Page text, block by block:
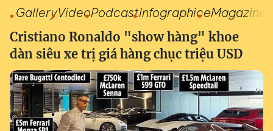
GalleryVideoPodcastInfographiceMagazine
Cristiano Ronaldo "show hàng" khoe
dàn siêu xe trị giá hàng chục triệu USD